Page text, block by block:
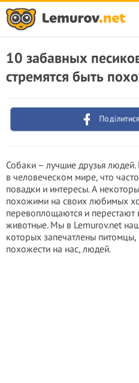
10 забавных
стремятся быть
Собаки – лучшие друзья
в человеческом мире, что
повадки и интересы. А
похожими на своих любимых
перевоплощаются и перестают
животные. Мы в Lemurov.net
которых запечатлены
похожести на нас, людей.